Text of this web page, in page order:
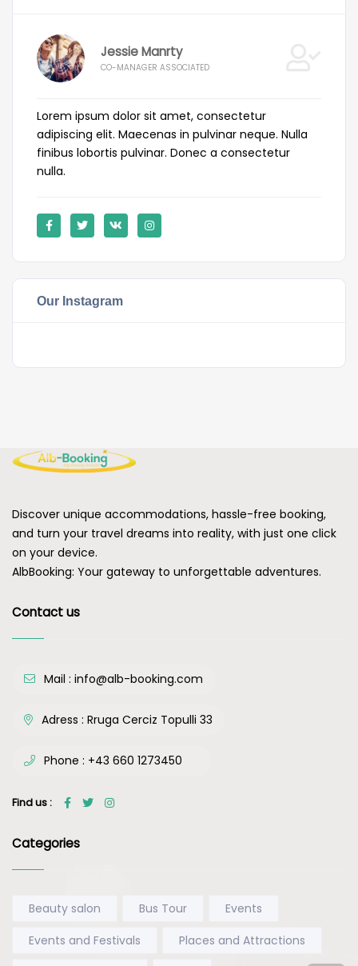
Jessie Manrty
CO-MANAGER ASSOCIATED
Lorem ipsum dolor sit amet, consectetur
adipiscing elit. Maecenas in pulvinar neque. Nulla
finibus lobortis pulvinar. Donec a consectetur
nulla.
Our Instagram
Discover unique accommodations, hassle-free booking,
and turn your travel dreams into reality, with just one click
on your device.
AlbBooking: Your gateway to unforgettable adventures.
Contact us
Mail : info@alb-booking.com
Adress : Rruga Cerciz Topulli 33
Phone : +43 660 1273450
Find us :
Categories
Beauty salon Bus Tour
Events
Events and Festivals
Places and Attractions